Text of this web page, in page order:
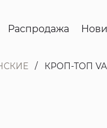
Распродажа
КРОП-ТОП